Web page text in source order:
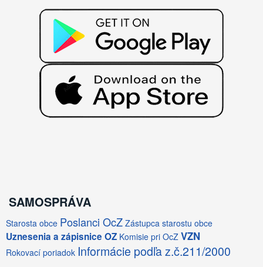
SAMOSPRÁVA
Starosta obce Poslanci OcZ Zástupca starostu obce
Uznesenia a zápisnice OZ Komisie pri OcZ VZN
Rokovací poriadok Informácie podľa z.č.211/2000